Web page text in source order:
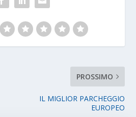
PROSSIMO
IL MIGLIOR PARCHEGGIO
EUROPEO